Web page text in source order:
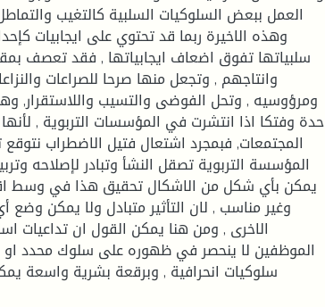
العمل ببعض السلوكيات السلبية كالتغيب
وهذه الاخيرة ربما قد تحتوي على ايجابيات
سلبياتها تفوق اضعاف ايجابياتها , فقد تعصف
وانتاجهم , وتجعل منها صرحا للصراعات
ومرؤوسيه , وتحل الفوضى والتسيب واللاستقرار,
حدة وفتكا اذا انتشرت في المؤسسات التربوية ,
المجتمعات, فبمجرد اشتعال فتيل الاضطراب
المؤسسة التربوية تصقل النشأ وتبادر لإصلاحه
يمكن بأي شكل من الاشكال تحقيق هذا في وسط
وغير مناسب , لان التأثير متبادل ولا يمكن
الاخرى , ومن هنا يمكن القول ان تداعيات
الموظفين لا ينحصر في ظهوره على سلوك محدد
سلوكيات انحرافية , وبرقعة بشرية واسعة